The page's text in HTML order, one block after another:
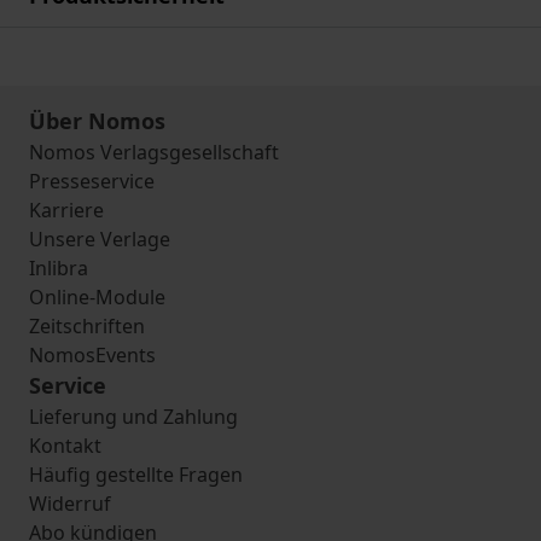
Über Nomos
Nomos Verlagsgesellschaft
Presseservice
Karriere
Unsere Verlage
Inlibra
Online-Module
Zeitschriften
NomosEvents
Service
Lieferung und Zahlung
Kontakt
Häufig gestellte Fragen
Widerruf
Abo kündigen